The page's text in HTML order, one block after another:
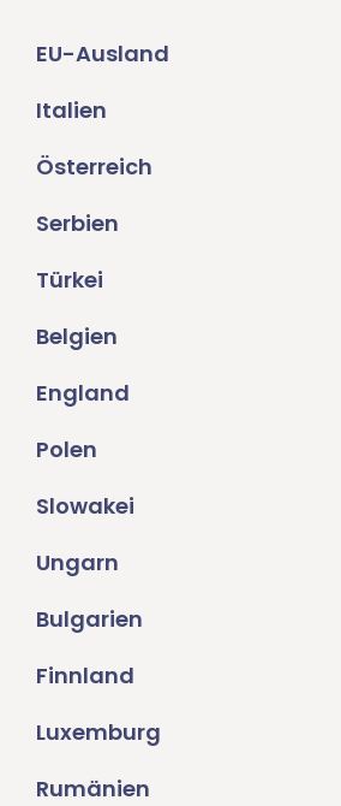
EU-Ausland
Italien
Österreich
Serbien
Türkei
Belgien
England
Polen
Slowakei
Ungarn
Bulgarien
Finnland
Luxemburg
Rumänien